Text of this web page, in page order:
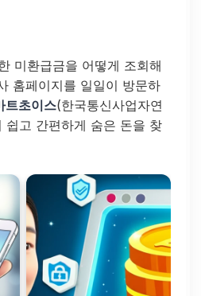
미환급금을 어떻게 조회해
홈페이지를 일일이 방문하
트초이스(한국통신사업자연
쉽고 간편하게 숨은 돈을 찾